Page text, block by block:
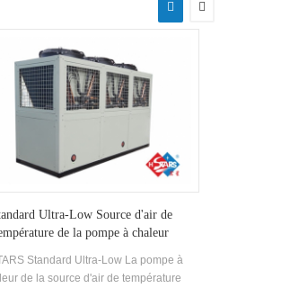
Ultra-Low Source d'air de
de la pompe à chaleur
Standard Ultra-Low La pompe à
de la source d'air de température